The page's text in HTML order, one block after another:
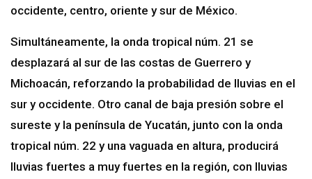
occidente, centro, oriente y sur de México.
Simultáneamente, la onda tropical núm. 21 se
desplazará al sur de las costas de Guerrero y
Michoacán, reforzando la probabilidad de lluvias en el
sur y occidente. Otro canal de baja presión sobre el
sureste y la península de Yucatán, junto con la onda
tropical núm. 22 y una vaguada en altura, producirá
lluvias fuertes a muy fuertes en la región, con lluvias